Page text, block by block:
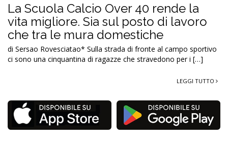
La Scuola Calcio Over 40 rende la
vita migliore. Sia sul posto di lavoro
che tra le mura domestiche
di Sersao Rovesciatao* Sulla strada di fronte al campo sportivo
ci sono una cinquantina di ragazze che stravedono per i […]
LEGGI TUTTO